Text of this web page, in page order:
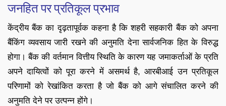
जनहित पर प्रतिकूल प्रभाव
केंद्रीय बैंक का दृढ़तापूर्वक कहना है कि शहरी सहकारी बैंक को अपना
बैंकिंग व्यवसाय जारी रखने की अनुमति देना सार्वजनिक हित के विरुद्ध
होगा। बैंक की वर्तमान वित्तीय स्थिति के कारण यह जमाकर्ताओं के प्रति
अपने दायित्वों को पूरा करने में असमर्थ है, आरबीआई उन प्रतिकूल
परिणामों को रेखांकित करता है जो बैंक को आगे संचालित करने की
अनुमति देने पर उत्पन्न होंगे।